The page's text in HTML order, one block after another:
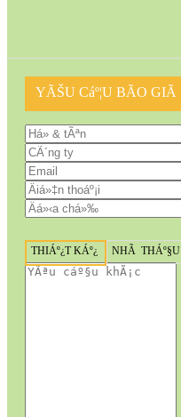
YÃŠU Cáº¦U BÃO GIÃ
THIÁº¿T KÁº¿ NHÃ THÁº§U